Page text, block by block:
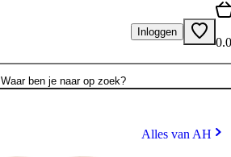
Inloggen
Waar ben je naar op zoek?
Alles van AH